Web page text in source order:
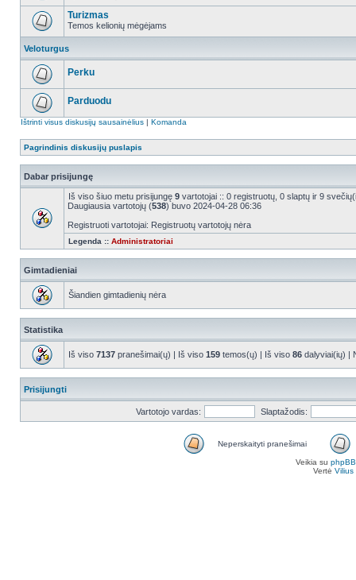
Turizmas
Temos kelionių mėgėjams
Veloturgus
Perku
Parduodu
Ištrinti visus diskusijų sausainėlius | Komanda
Pagrindinis diskusijų puslapis
Dabar prisijungę
Iš viso šiuo metu prisijungę 9 vartotojai :: 0 registruotų, 0 slaptų ir 9
Daugiausia vartotojų (538) buvo 2024-04-28 06:36
Registruoti vartotojai: Registruotų vartotojų nėra
Legenda :: Administratoriai
Gimtadieniai
Šiandien gimtadienių nėra
Statistika
Iš viso 7137 pranešimai(ų) | Iš viso 159 temos(ų) | Iš viso 86 dalyviai(ių) |
Prisijungti
Vartotojo vardas: Slaptažodis:
Neperskaityti pranešimai
Veikia su phpBB
Vertė Vilius